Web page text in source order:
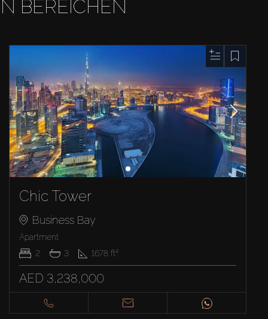
BEREICHEN
Chic Tower
Business Bay
Apartment
2
3 1678 ft²
AED 3,238,000